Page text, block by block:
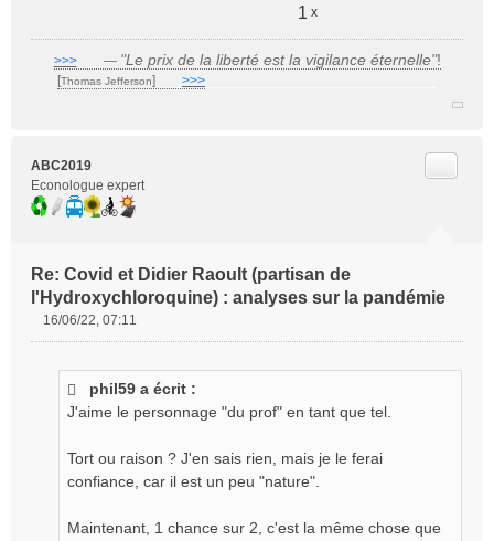
o
1 x
>>>___ — "Le prix de la liberté est la vigilance éternelle"!
[Thomas Jefferson] >>>
ABC2019
Econologue expert
Re: Covid et Didier Raoult (partisan de
l'Hydroxychloroquine) : analyses sur la pandémie
16/06/22, 07:11
phil59 a écrit :
J'aime le personnage "du prof" en tant que tel.
Tort ou raison ? J'en sais rien, mais je le ferai
confiance, car il est un peu "nature".
Maintenant, 1 chance sur 2, c'est la même chose que